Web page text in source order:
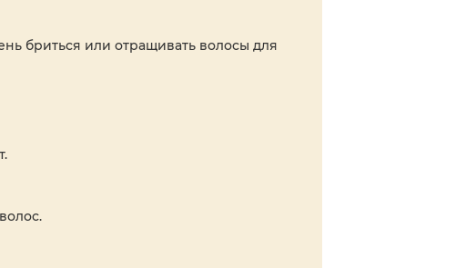
бриться или отращивать волосы для